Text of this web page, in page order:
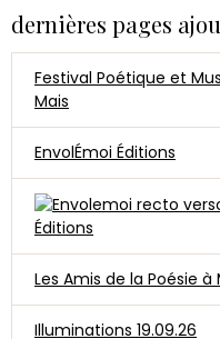
dernières pages
Festival Poétique et
Mais
EnvolÉmoi Éditions
Éditions
Les Amis de la Poésie
Illuminations 19.09.26